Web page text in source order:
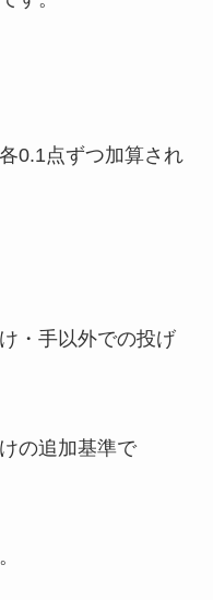
0.1点ずつ加算され
・手以外での投げ
の追加基準で